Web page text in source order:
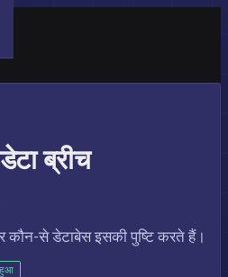
ब्रीच
से डेटाबेस इसकी पुष्टि करते हैं।